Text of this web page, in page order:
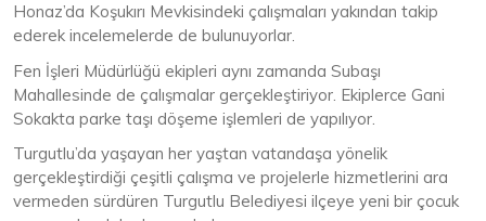
Honaz’da Koşukırı Mevkisindeki çalışmaları yakından takip
ederek incelemelerde de bulunuyorlar.
Fen İşleri Müdürlüğü ekipleri aynı zamanda Subaşı
Mahallesinde de çalışmalar gerçekleştiriyor. Ekiplerce Gani
Sokakta parke taşı döşeme işlemleri de yapılıyor.
Turgutlu’da yaşayan her yaştan vatandaşa yönelik
gerçekleştirdiği çeşitli çalışma ve projelerle hizmetlerini ara
vermeden sürdüren Turgutlu Belediyesi ilçeye yeni bir çocuk